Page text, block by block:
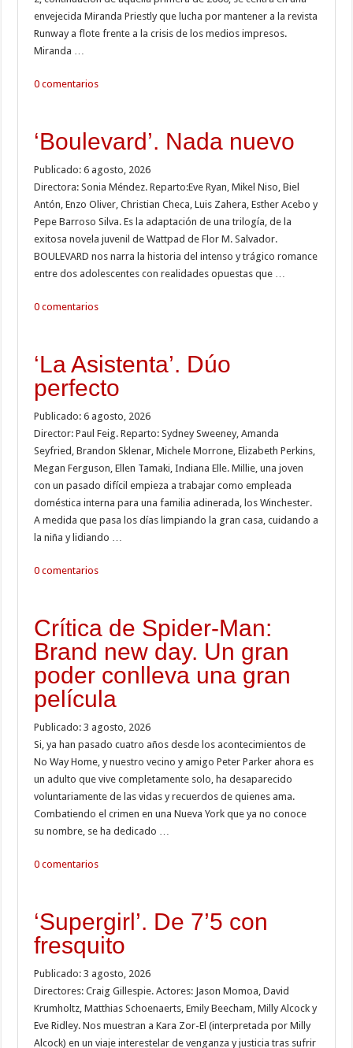
envejecida Miranda Priestly que lucha por mantener a la revista
Runway a flote frente a la crisis de los medios impresos.
Miranda …
0 comentarios
‘Boulevard’. Nada nuevo
Publicado: 6 agosto, 2026
Directora: Sonia Méndez. Reparto:Eve Ryan, Mikel Niso, Biel
Antón, Enzo Oliver, Christian Checa, Luis Zahera, Esther Acebo y
Pepe Barroso Silva. Es la adaptación de una trilogía, de la
exitosa novela juvenil de Wattpad de Flor M. Salvador.
BOULEVARD nos narra la historia del intenso y trágico romance
entre dos adolescentes con realidades opuestas que …
0 comentarios
‘La Asistenta’. Dúo
perfecto
Publicado: 6 agosto, 2026
Director: Paul Feig. Reparto: Sydney Sweeney, Amanda
Seyfried, Brandon Sklenar, Michele Morrone, Elizabeth Perkins,
Megan Ferguson, Ellen Tamaki, Indiana Elle. Millie, una joven
con un pasado difícil empieza a trabajar como empleada
doméstica interna para una familia adinerada, los Winchester.
A medida que pasa los días limpiando la gran casa, cuidando a
la niña y lidiando …
0 comentarios
Crítica de Spider-Man:
Brand new day. Un gran
poder conlleva una gran
película
Publicado: 3 agosto, 2026
Si, ya han pasado cuatro años desde los acontecimientos de
No Way Home, y nuestro vecino y amigo Peter Parker ahora es
un adulto que vive completamente solo, ha desaparecido
voluntariamente de las vidas y recuerdos de quienes ama.
Combatiendo el crimen en una Nueva York que ya no conoce
su nombre, se ha dedicado …
0 comentarios
‘Supergirl’. De 7’5 con
fresquito
Publicado: 3 agosto, 2026
Directores: Craig Gillespie. Actores: Jason Momoa, David
Krumholtz, Matthias Schoenaerts, Emily Beecham, Milly Alcock y
Eve Ridley. Nos muestran a Kara Zor-El (interpretada por Milly
Alcock) en un viaje interestelar de venganza y justicia tras sufrir